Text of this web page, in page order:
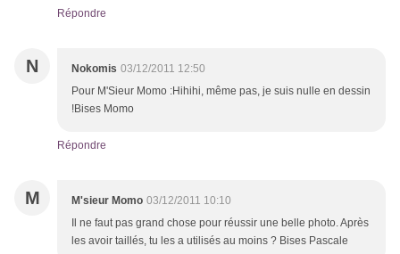
Répondre
N Nokomis 03/12/2011 12:50
Pour M'Sieur Momo :Hihihi, même pas, je suis nulle en dessin
!Bises Momo
Répondre
M M'sieur Momo 03/12/2011 10:10
Il ne faut pas grand chose pour réussir une belle photo. Après
les avoir taillés, tu les a utilisés au moins ? Bises Pascale